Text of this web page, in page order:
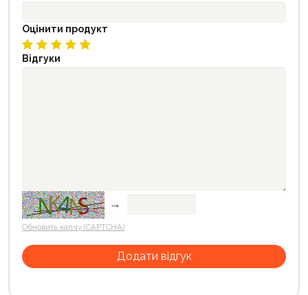
Оцінити продукт
Відгуки
→
Обновить капчу (CAPTCHA)